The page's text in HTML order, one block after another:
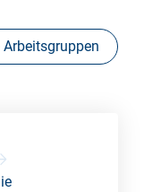
Arbeitsgruppen